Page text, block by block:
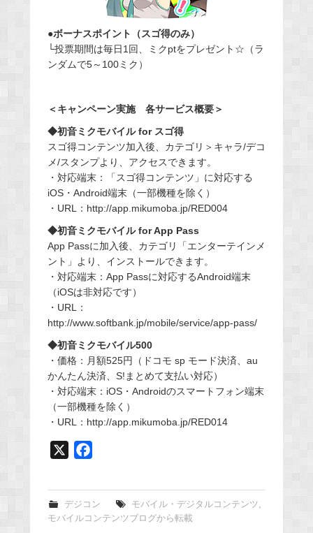
●ボーナスポイント（スゴ得のみ）
└投票期間は毎日1回、ミクptをプレゼント☆（ラ
ンダムで5～100ミク）
＜キャンペーン実施 各サービス概要＞
◆初音ミクモバイル for スゴ得
スゴ得コンテンツ加入後、カテゴリ＞キャラ/デコ
メ/スタンプより、アクセスできます。
・対応端末：「スゴ得コンテンツ」に対応する
iOS・Android端末（一部機種を除く）
・URL：http://app.mikumoba.jp/RED004
◆初音ミクモバイル for App Pass
App Passに加入後、カテゴリ「エンターテインメ
ント」より、インストールできます。
・対応端末：App Passに対応するAndroid端末
（iOSは非対応です）
・URL：
http://www.softbank.jp/mobile/service/app-pass/
◆初音ミクモバイル500
・価格：月額525円（ドコモ sp モード決済、au
かんたん決済、S!まとめて支払い対応）
・対応端末：iOS・Androidのスマートフォン端末
（一部機種を除く）
・URL：http://app.mikumoba.jp/RED014
e
b
デジコン モバイル・デジタルコンテンツ,
モバイルコンテンツブログから転載